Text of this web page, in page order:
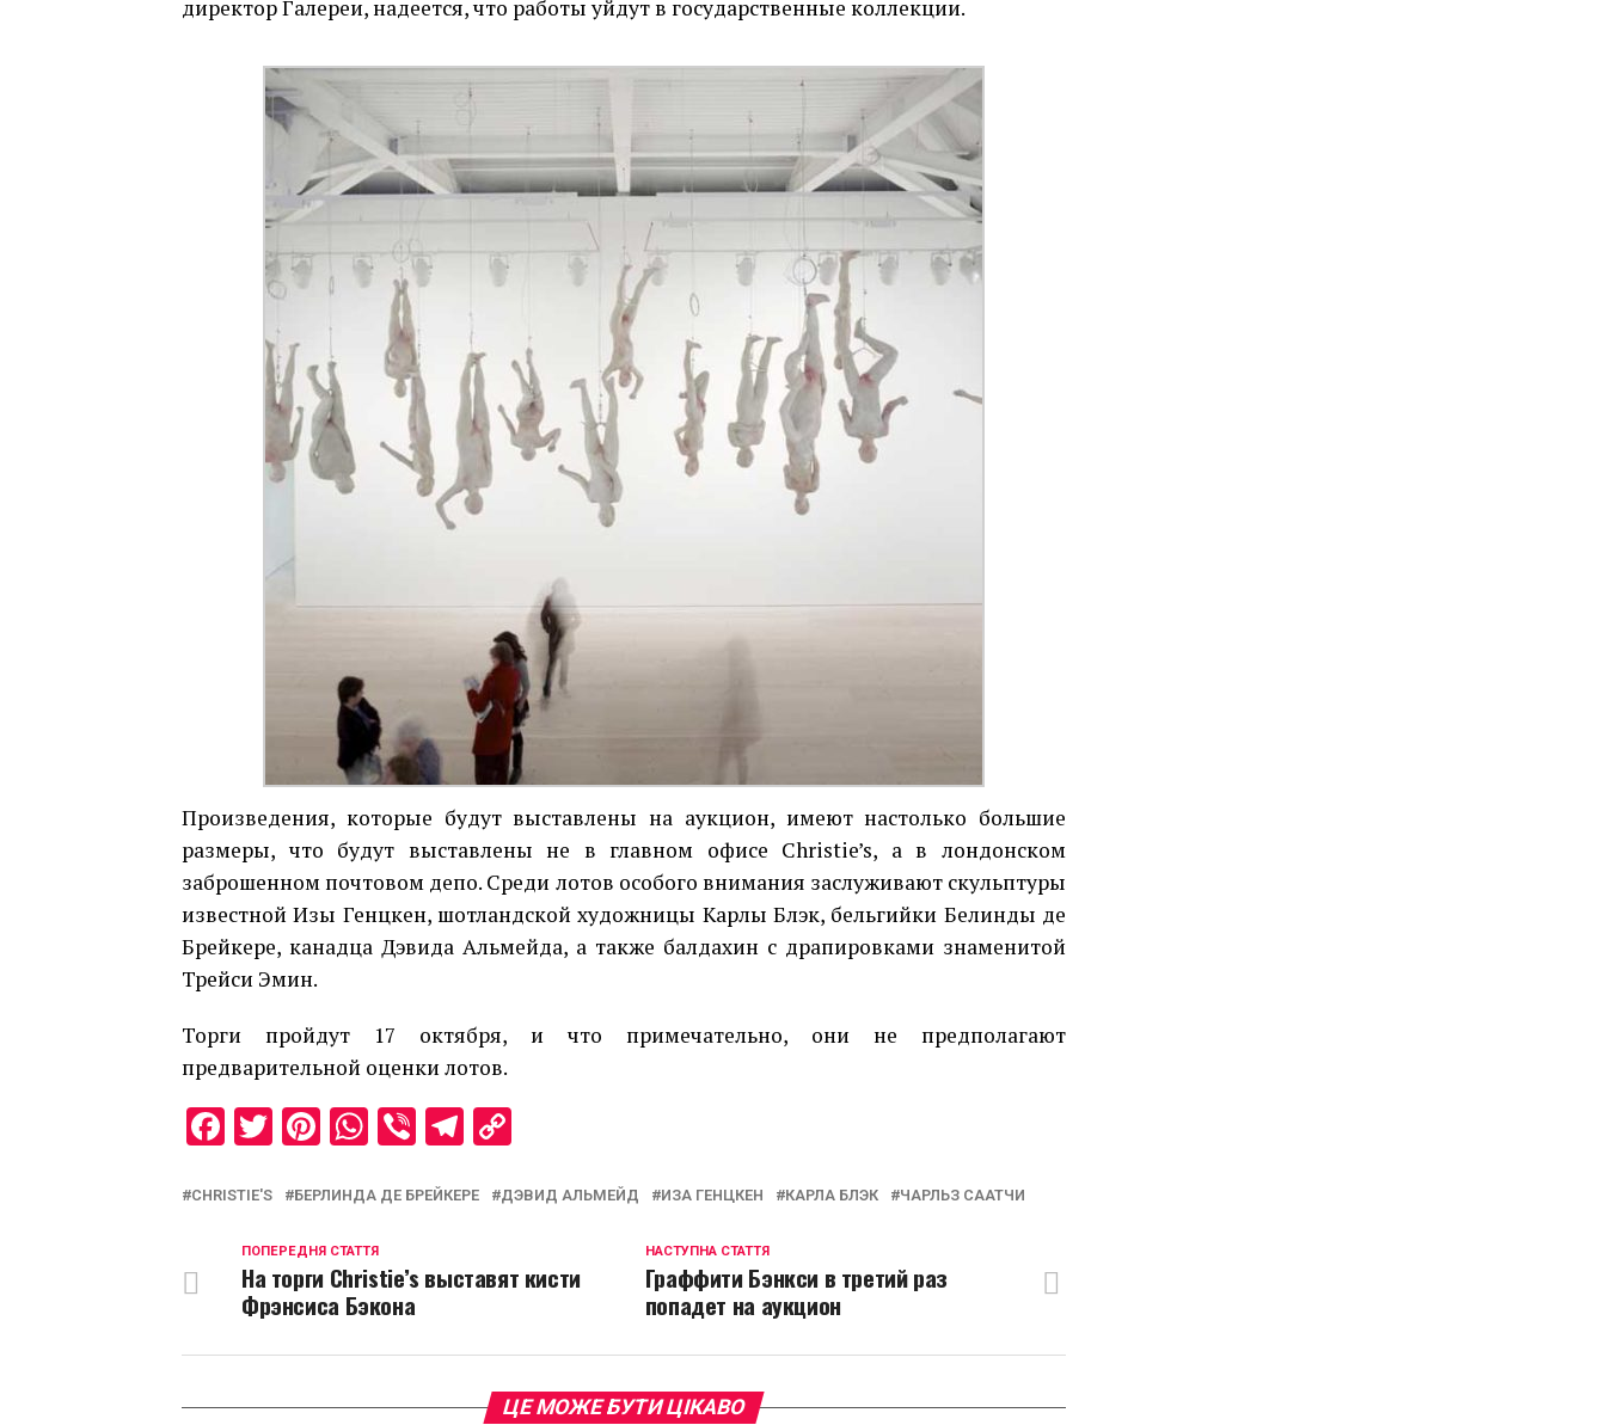
директор Галереи, надеется, что работы уйдут в государственные коллекции.
Произведения, которые будут выставлены на аукцион, имеют настолько большие
размеры, что будут выставлены не в главном офисе Сhristie’s, а в лондонском
заброшенном почтовом депо. Среди лотов особого внимания заслуживают скульптуры
известной Изы Генцкен, шотландской художницы Карлы Блэк, бельгийки Белинды де
Брейкере, канадца Дэвида Альмейда, а также балдахин с драпировками знаменитой
Трейси Эмин.
Торги пройдут 17 октября, и что примечательно, они не предполагают
предварительной оценки лотов.
Facebook
Twitter
Pinterest
WhatsApp
ViberTelegram
CHRISTIE'S БЕРЛИНДА ДЕ БРЕЙКЕРЕ ДЭВИД АЛЬМЕЙД ИЗА ГЕНЦКЕН КАРЛА БЛЭК ЧАРЛЬЗ СААТЧИ
НАСТУПНА СТАТТЯ
Граффити Бэнкси в третий раз
попадет на аукцион
ПОПЕРЕДНЯ СТАТТЯ
На торги Christie’s выставят кисти
Фрэнсиса Бэкона
ЦЕ МОЖЕ БУТИ ЦІКАВО